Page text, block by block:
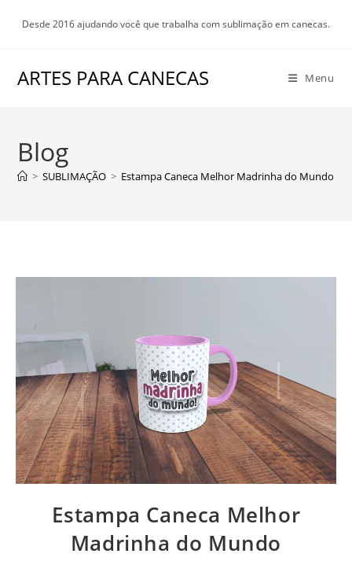
para
conteúdo
Desde 2016 ajudando você que trabalha com sublimação em canecas.
ARTES PARA CANECAS Menu
Blog
> SUBLIMAÇÃO > Estampa Caneca Melhor Madrinha do Mundo
Estampa Caneca Melhor
Madrinha do Mundo